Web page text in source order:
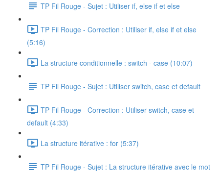
TP Fil Rouge - Sujet : Utiliser if, else if et else
TP Fil Rouge - Correction : Utiliser if, else if et else
(5:16)
La structure conditionnelle : switch - case (10:07)
TP Fil Rouge - Sujet : Utiliser switch, case et default
TP Fil Rouge - Correction : Utiliser switch, case et
default (4:33)
La structure itérative : for (5:37)
TP Fil Rouge - Sujet : La structure itérative avec le mot